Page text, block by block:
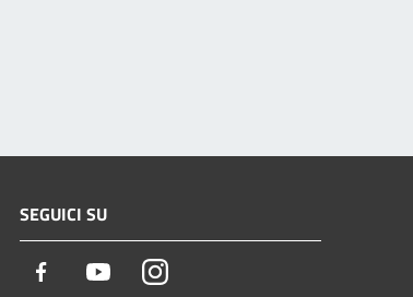
SEGUICI SU
Facebook YoutubeInstagram